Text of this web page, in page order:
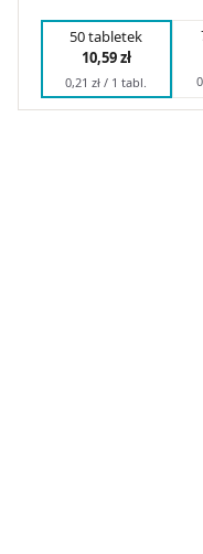
50 tabletek
10,59 zł
0,21 zł / 1 tabl.